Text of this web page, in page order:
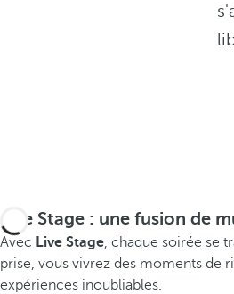
Live Stage : une fusion de
Avec Live Stage, chaque soirée se
prise, vous vivrez des moments de
expériences inoubliables.